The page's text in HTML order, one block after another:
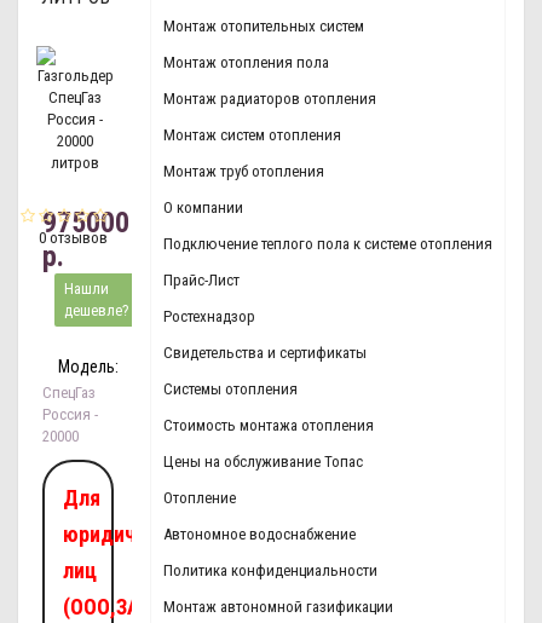
Монтаж отопительных систем
Монтаж отопления пола
Монтаж радиаторов отопления
Монтаж систем отопления
Монтаж труб отопления
О компании
Подключение теплого пола к системе отопления
Прайс-Лист
Ростехнадзор
Свидетельства и сертификаты
Системы отопления
Стоимость монтажа отопления
Цены на обслуживание Топас
Отопление
Автономное водоснабжение
Политика конфиденциальности
Монтаж автономной газификации
0 отзывов
975000
р.
Нашли
дешевле?
Модель:
СпецГаз
Россия -
20000
Для
юридических
лиц
(ООО,ЗАО,ОАО):